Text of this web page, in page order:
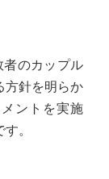
のカップル
方針を明らか
ントを実施
。